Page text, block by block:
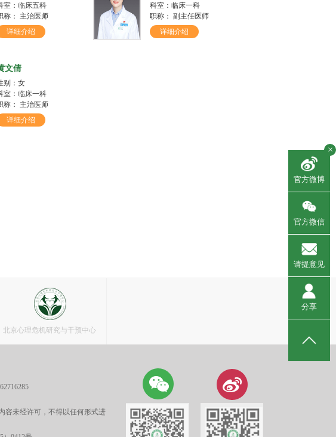
室：临床五科
称： 主治医师
详细介绍
科室：临床一科
职称： 副主任医师
详细介绍
文倩
别：女
室：临床一科
称： 主治医师
详细介绍
北京心理危机研究与干预中心
容未经许可，不得以任何形式进
×
官方微博
官方微信
请提意见
分享